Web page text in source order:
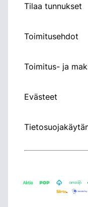
Tilaa tunnukset
Toimitusehdot
Toimitus- ja
Evästeet